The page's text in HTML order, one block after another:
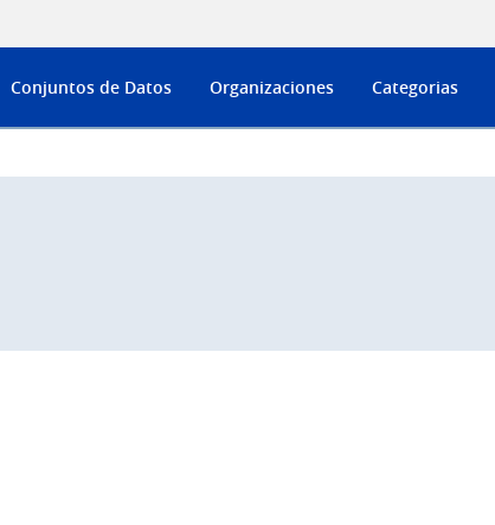
Conjuntos de Datos Organizaciones Categorias